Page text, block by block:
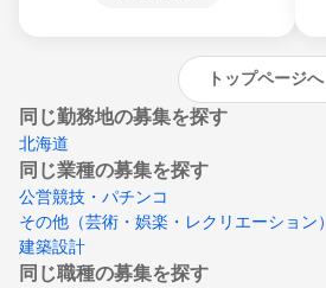
トップページへ
同じ勤務地の募集を探す
北海道
同じ業種の募集を探す
公営競技・パチンコ
その他（芸術・娯楽・レクリエーション）
建築設計
同じ職種の募集を探す